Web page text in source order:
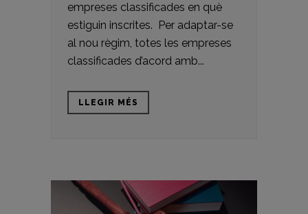
empreses classificades en què
estiguin inscrites. Per adaptar-se
al nou règim, totes les empreses
classificades d’acord amb...
LLEGIR MÉS